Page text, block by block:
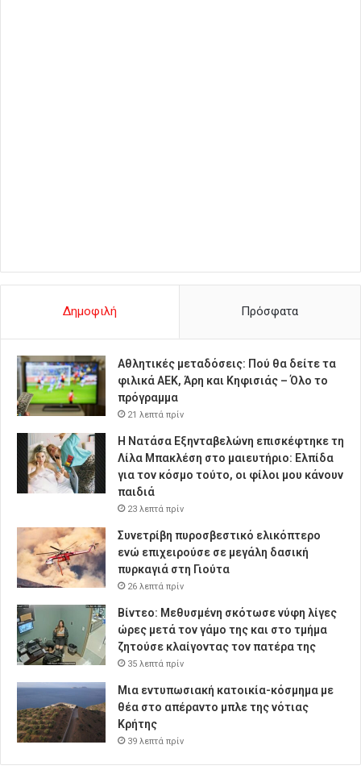
Δημοφιλή Πρόσφατα
Αθλητικές μεταδόσεις: Πού θα δείτε τα
φιλικά ΑΕΚ, Άρη και Κηφισιάς – Όλο το
πρόγραμμα
21 λεπτά πρίν
Η Νατάσα Εξηνταβελώνη επισκέφτηκε τη
Λίλα Μπακλέση στο μαιευτήριο: Ελπίδα
για τον κόσμο τούτο, οι φίλοι μου κάνουν
παιδιά
23 λεπτά πρίν
Συνετρίβη πυροσβεστικό ελικόπτερο
ενώ επιχειρούσε σε μεγάλη δασική
πυρκαγιά στη Γιούτα
26 λεπτά πρίν
Βίντεο: Μεθυσμένη σκότωσε νύφη λίγες
ώρες μετά τον γάμο της και στο τμήμα
ζητούσε κλαίγοντας τον πατέρα της
35 λεπτά πρίν
Μια εντυπωσιακή κατοικία-κόσμημα με
θέα στο απέραντο μπλε της νότιας
Κρήτης
39 λεπτά πρίν